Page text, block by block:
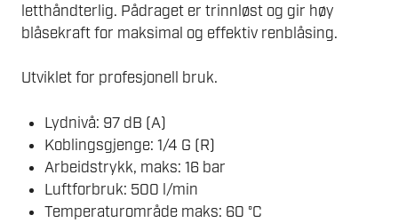
letthåndterlig. Pådraget er trinnløst og gir høy
blåsekraft for maksimal og effektiv renblåsing.
Utviklet for profesjonell bruk.
Lydnivå: 97 dB (A)
Koblingsgjenge: 1/4 G (R)
Arbeidstrykk, maks: 16 bar
Luftforbruk: 500 l/min
Temperaturområde maks: 60 °C